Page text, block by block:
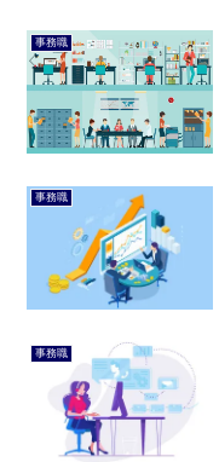
事務職
事務職
事務職